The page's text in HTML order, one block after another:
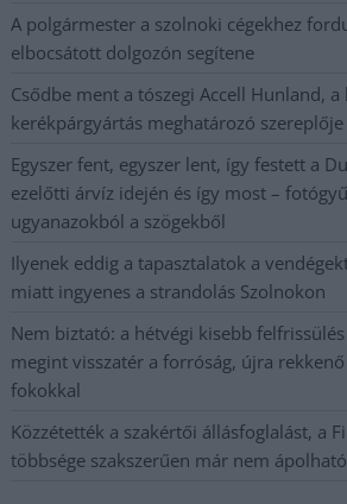
A polgármester a szolnoki cégekhez
elbocsátott dolgozón segítene
Csődbe ment a tószegi Accell Hunland, a
kerékpárgyártás meghatározó szereplője
Egyszer fent, egyszer lent, így festett a
ezelőtti árvíz idején és így most –
ugyanazokból a szögekből
Ilyenek eddig a tapasztalatok a
miatt ingyenes a strandolás Szolnokon
Nem biztató: a hétvégi kisebb
megint visszatér a forróság, újra
fokokkal
Közzétették a szakértői állásfoglalást, a
többsége szakszerűen már nem ápolható